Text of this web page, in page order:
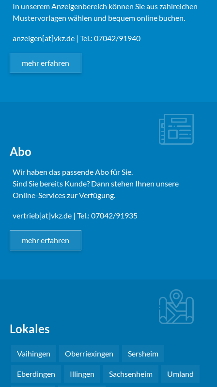
In unserem Anzeigenbereich können Sie aus zahlreichen
Mustervorlagen wählen und bequem online buchen.
anzeigen[at]vkz.de | Tel.: 07042/91940
mehr erfahren
Abo
Wir haben das passende Abo für Sie.
Sind Sie bereits Kunde? Dann stehen Ihnen unsere
Online-Services zur Verfügung.
vertrieb[at]vkz.de | Tel.: 07042/91935
mehr erfahren
Lokales
Vaihingen Oberriexingen Sersheim
Eberdingen Illingen Sachsenheim Umland